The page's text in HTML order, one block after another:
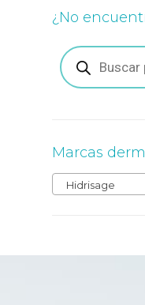
¿No
Búsqueda
de
productos
Marcas
Hidrisage